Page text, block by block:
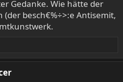
Gedanke. Wie hätte der
besch€%÷>:e Antisemit,